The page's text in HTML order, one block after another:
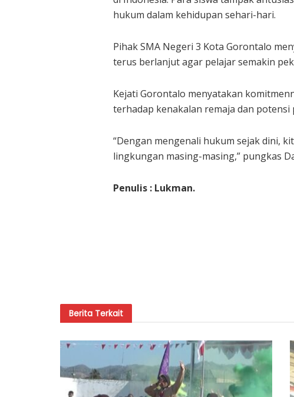
hukum dalam kehidupan sehari-hari.
Pihak SMA Negeri 3 Kota Gorontalo
terus berlanjut agar pelajar semakin
Kejati Gorontalo menyatakan
terhadap kenakalan remaja dan
“Dengan mengenali hukum sejak dini,
lingkungan masing-masing,” pungkas
Penulis : Lukman.
Berita Terkait